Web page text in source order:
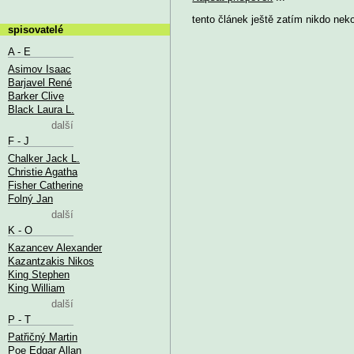
tento článek ještě zatím nikdo
spisovatelé
A - E
Asimov Isaac
Barjavel René
Barker Clive
Black Laura L.
další
F - J
Chalker Jack L.
Christie Agatha
Fisher Catherine
Folný Jan
další
K - O
Kazancev Alexander
Kazantzakis Nikos
King Stephen
King William
další
P - T
Patřičný Martin
Poe Edgar Allan